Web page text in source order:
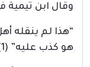
وقال ابن تيمية
“هذا لم ينقله
هو كذب عليه” (1).